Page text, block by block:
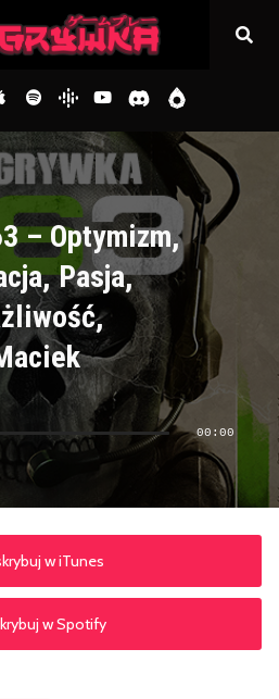
– Optymizm,
Pasja,
00:00
w iTunes
w Spotify